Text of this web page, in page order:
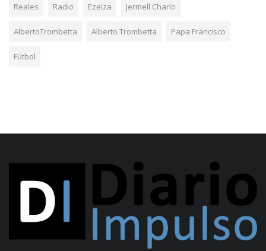
Reales Radio Ezeiza Jermell Charlo
AlbertoTrombetta Alberto Trombetta Papa Francisco
Fútbol